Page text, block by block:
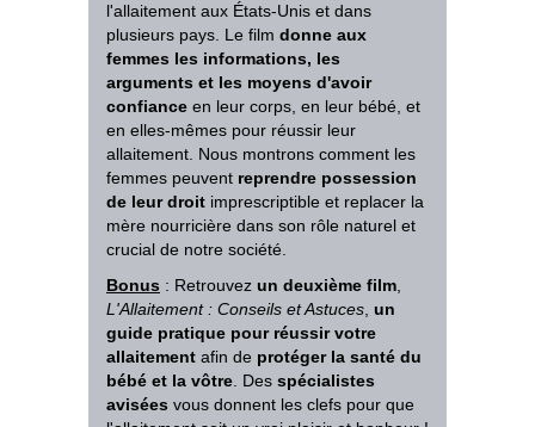
l'allaitement aux États-Unis et dans
plusieurs pays. Le film donne aux
femmes les informations, les
arguments et les moyens d'avoir
confiance en leur corps, en leur bébé, et
en elles-mêmes pour réussir leur
allaitement. Nous montrons comment les
femmes peuvent reprendre possession
de leur droit imprescriptible et replacer la
mère nourricière dans son rôle naturel et
crucial de notre société.
Bonus : Retrouvez un deuxième film,
L'Allaitement : Conseils et Astuces, un
guide pratique pour réussir votre
allaitement afin de protéger la santé du
bébé et la vôtre. Des spécialistes
avisées vous donnent les clefs pour que